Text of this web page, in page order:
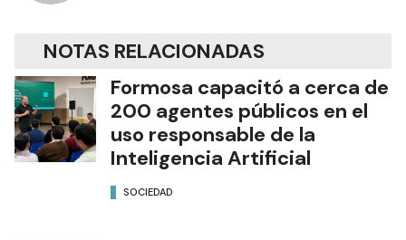
NOTAS RELACIONADAS
Formosa capacitó a cerca de
200 agentes públicos en el
uso responsable de la
Inteligencia Artificial
SOCIEDAD